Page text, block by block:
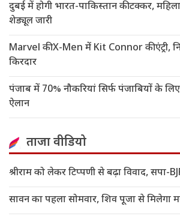
दुबई में होगी भारत-पाकिस्तान की टक्कर,
शेड्यूल जारी
Marvel की X-Men में Kit Connor की एंट्री,
किरदार
पंजाब में 70% नौकरियां सिर्फ पंजाबियों के
ऐलान
ताजा वीडियो
श्रीराम को लेकर टिप्पणी से बढ़ा विवाद, सपा-
सावन का पहला सोमवार, शिव पूजा से मिलेगा